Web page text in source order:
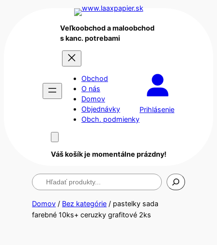
Veľkoobchod a maloobchod
s kanc. potrebami
Obchod
O nás
Domov
Objednávky
Obch. podmienky
Prihlásenie
Váš košík je momentálne prázdny!
Hľadanie
Domov / Bez kategórie / pastelky sada
farebné 10ks+ ceruzky grafitové 2ks